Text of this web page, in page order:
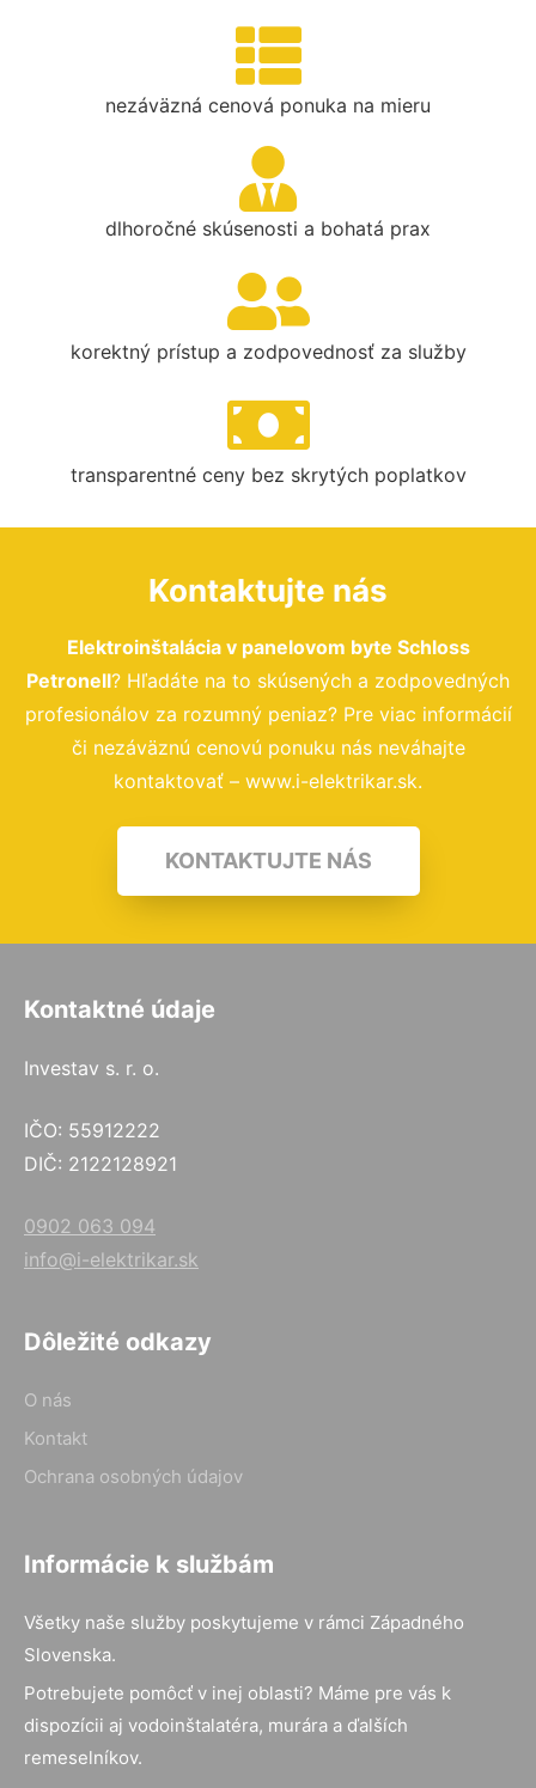
nezáväzná cenová ponuka na mieru
dlhoročné skúsenosti a bohatá prax
korektný prístup a zodpovednosť za služby
transparentné ceny bez skrytých poplatkov
Kontaktujte nás
Elektroinštalácia v panelovom byte Schloss
Petronell? Hľadáte na to skúsených a zodpovedných
profesionálov za rozumný peniaz? Pre viac informácií
či nezáväznú cenovú ponuku nás neváhajte
kontaktovať – www.i-elektrikar.sk.
KONTAKTUJTE NÁS
Kontaktné údaje
Investav s. r. o.
IČO: 55912222
DIČ: 2122128921
0902 063 094
info@i-elektrikar.sk
Dôležité odkazy
O nás
Kontakt
Ochrana osobných údajov
Informácie k službám
Všetky naše služby poskytujeme v rámci Západného
Slovenska.
Potrebujete pomôcť v inej oblasti? Máme pre vás k
dispozícii aj vodoinštalatéra, murára a ďalších
remeselníkov.